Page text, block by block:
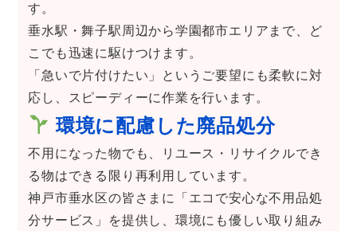
す。
垂水駅・舞子駅周辺から学園都市エリアまで、ど
こでも迅速に駆けつけます。
「急いで片付けたい」というご要望にも柔軟に対
応し、スピーディーに作業を行います。
環境に配慮した廃品処分
不用になった物でも、リユース・リサイクルでき
る物はできる限り再利用しています。
神戸市垂水区の皆さまに「エコで安心な不用品処
分サービス」を提供し、環境にも優しい取り組み